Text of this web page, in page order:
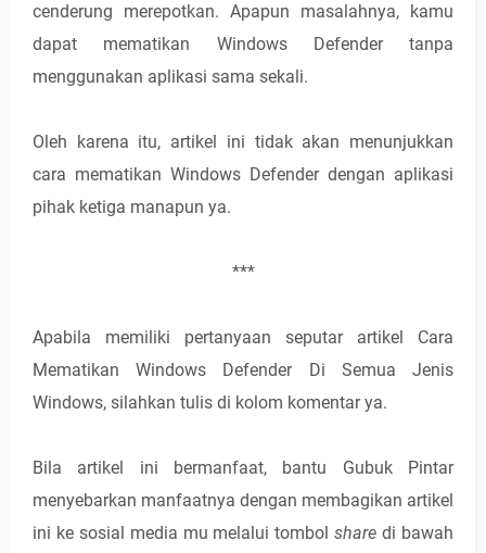
cenderung merepotkan. Apapun masalahnya, kamu
dapat mematikan Windows Defender tanpa
menggunakan aplikasi sama sekali.
Oleh karena itu, artikel ini tidak akan menunjukkan
cara mematikan Windows Defender dengan aplikasi
pihak ketiga manapun ya.
***
Apabila memiliki pertanyaan seputar artikel Cara
Mematikan Windows Defender Di Semua Jenis
Windows, silahkan tulis di kolom komentar ya.
Bila artikel ini bermanfaat, bantu Gubuk Pintar
menyebarkan manfaatnya dengan membagikan artikel
ini ke sosial media mu melalui tombolshare di bawah